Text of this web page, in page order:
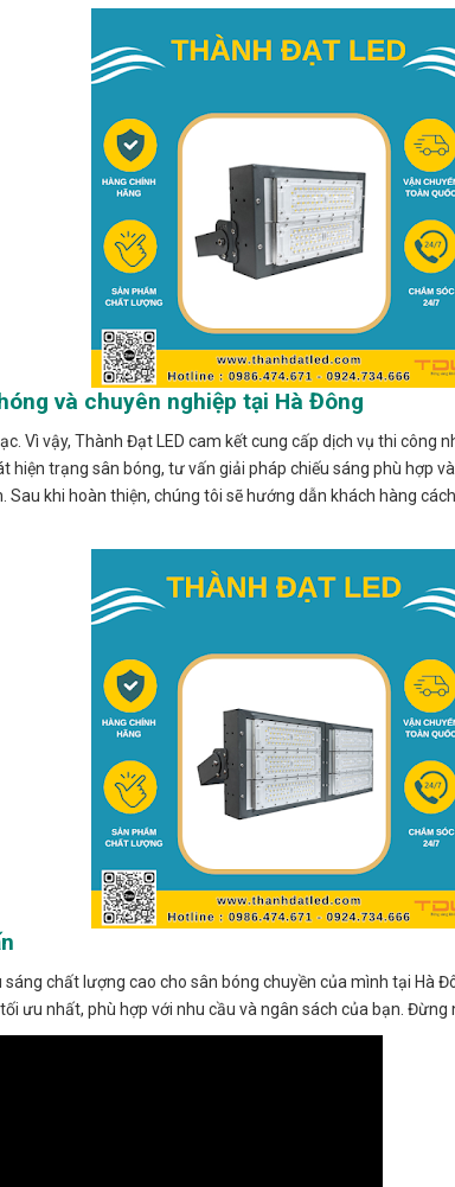
và chuyên nghiệp tại Hà Đông
Vì vậy, Thành Đạt LED cam kết cung cấp dịch vụ thi công
hiện trạng sân bóng, tư vấn giải pháp chiếu sáng phù hợp
Sau khi hoàn thiện, chúng tôi sẽ hướng dẫn khách hàng
chất lượng cao cho sân bóng chuyền của mình tại Hà
ưu nhất, phù hợp với nhu cầu và ngân sách của bạn.